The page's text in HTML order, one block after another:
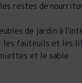
restes de
de jardin à
les fauteuils et les
et le sable